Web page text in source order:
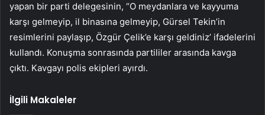
yapan bir parti delegesinin, “O meydanlara ve kayyuma
karşı gelmeyip, il binasına gelmeyip, Gürsel Tekin’in
resimlerini paylaşıp, Özgür Çelik’e karşı geldiniz’ ifadelerini
kullandı. Konuşma sonrasında partililer arasında kavga
çıktı. Kavgayı polis ekipleri ayırdı.
İlgili Makaleler